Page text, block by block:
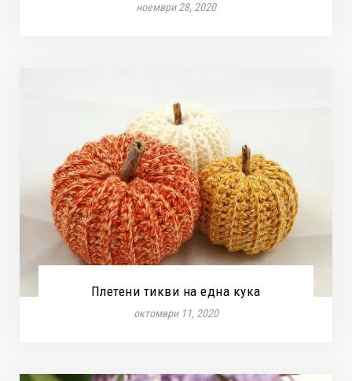
ноември 28, 2020
Плетени тикви на една кука
октомври 11, 2020